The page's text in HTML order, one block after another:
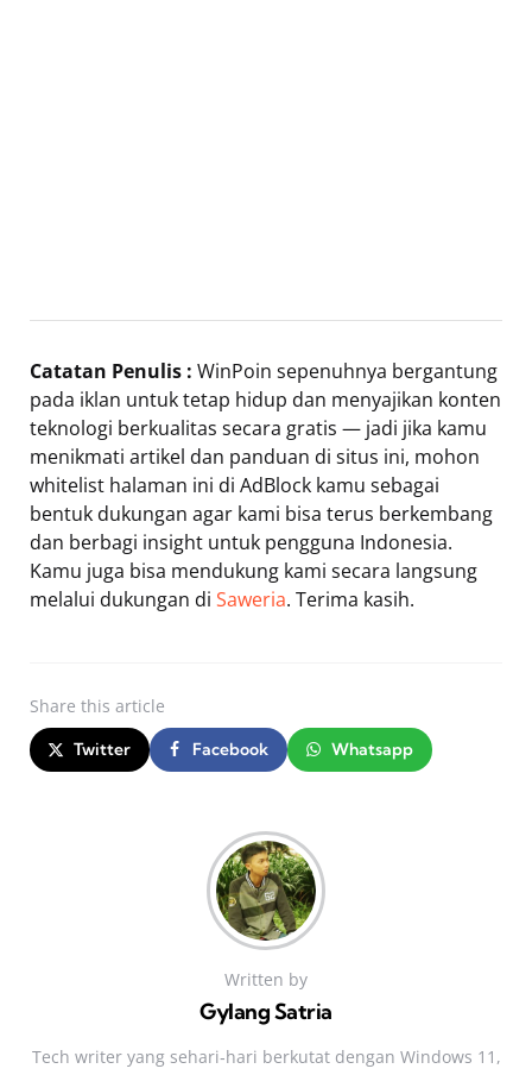
Catatan Penulis : WinPoin sepenuhnya bergantung
pada iklan untuk tetap hidup dan menyajikan konten
teknologi berkualitas secara gratis — jadi jika kamu
menikmati artikel dan panduan di situs ini, mohon
whitelist halaman ini di AdBlock kamu sebagai
bentuk dukungan agar kami bisa terus berkembang
dan berbagi insight untuk pengguna Indonesia.
Kamu juga bisa mendukung kami secara langsung
melalui dukungan di Saweria. Terima kasih.
Share this article
Twitter Facebook Whatsapp
Written by
Gylang Satria
Tech writer yang sehari‑hari berkutat dengan Windows 11,